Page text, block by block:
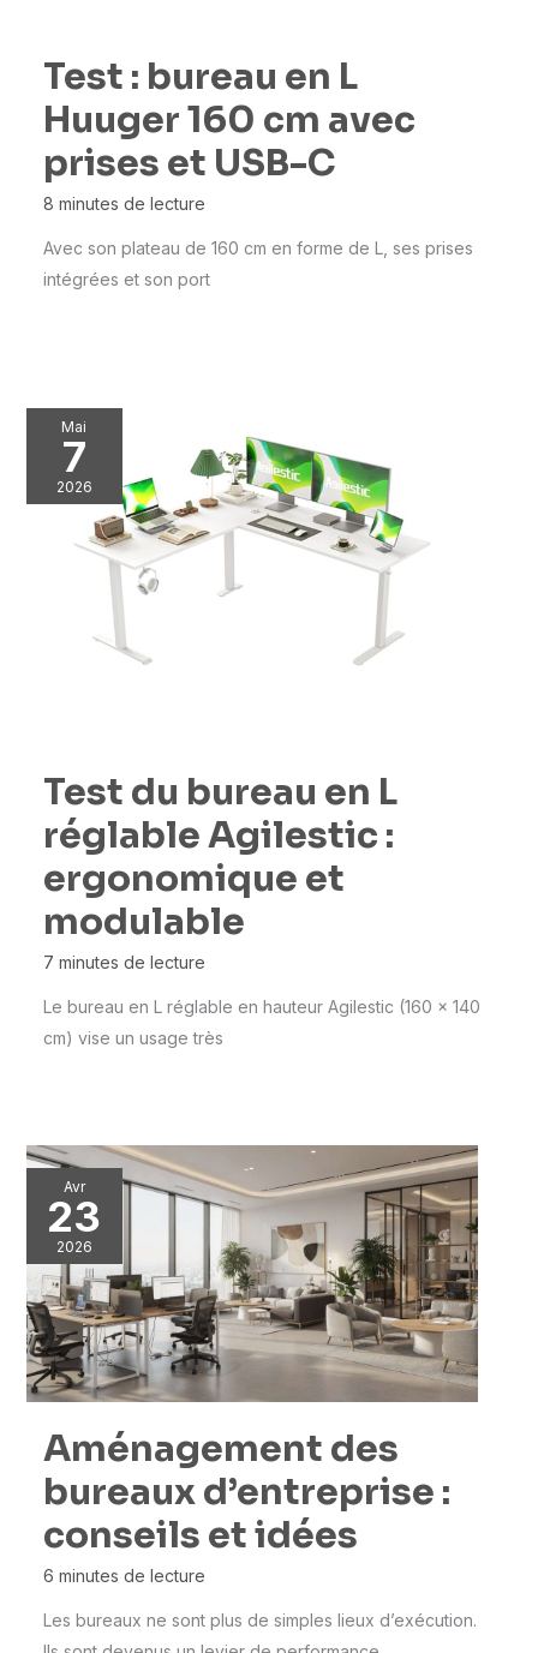
Test : bureau en L
Huuger 160 cm avec
prises et USB-C
8 minutes de lecture
Avec son plateau de 160 cm en forme de L, ses prises
intégrées et son port
Mai
7
2026
Test du bureau en L
réglable Agilestic :
ergonomique et
modulable
7 minutes de lecture
Le bureau en L réglable en hauteur Agilestic (160 x 140
cm) vise un usage très
Avr
23
2026
Aménagement des
bureaux d’entreprise :
conseils et idées
6 minutes de lecture
Les bureaux ne sont plus de simples lieux d’exécution.